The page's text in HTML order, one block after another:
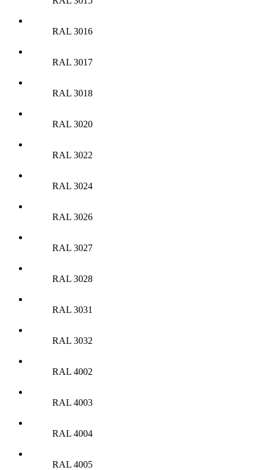
RAL 3016
RAL 3017
RAL 3018
RAL 3020
RAL 3022
RAL 3024
RAL 3026
RAL 3027
RAL 3028
RAL 3031
RAL 3032
RAL 4002
RAL 4003
RAL 4004
RAL 4005